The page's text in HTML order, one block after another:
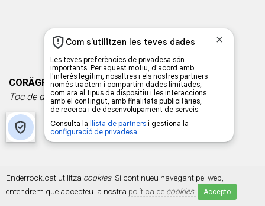
Enderrock.cat utilitza cookies. Si continueu navegant pel web,
entendrem que accepteu la nostra política de cookies. Accepto
CORÄGRE
Toc de difunts(autoeditat) CD-DIG - Mètal